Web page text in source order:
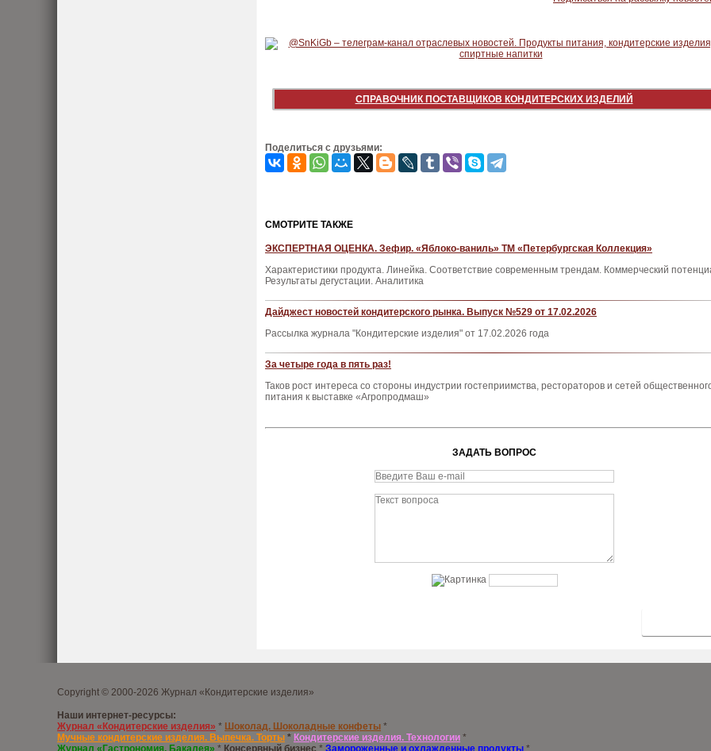
СПРАВОЧНИК ПОСТАВЩИКОВ КОНДИТЕРСКИХ ИЗДЕЛИЙ
Поделиться с друзьями:
CМОТРИТЕ ТАКЖЕ
ЭКСПЕРТНАЯ ОЦЕНКА. Зефир. «Яблоко-ваниль» ТМ «Петербургская Коллекция»
Характеристики продукта. Линейка. Соответствие современным трендам. Коммерческий
Результаты дегустации. Аналитика
Дайджест новостей кондитерского рынка. Выпуск №529 от 17.02.2026
Рассылка журнала "Кондитерские изделия" от 17.02.2026 года
За четыре года в пять раз!
Таков рост интереса со стороны индустрии гостеприимства, рестораторов и сетей
питания к выставке «Агропродмаш»
ЗАДАТЬ ВОПРОС
Copyright © 2000-2026 Журнал «Кондитерские изделия»
Наши интернет-ресурсы:
Журнал «Кондитерские изделия» * Шоколад. Шоколадные конфеты *
Мучные кондитерские изделия. Выпечка. Торты * Кондитерские изделия. Технологии *
Журнал «Гастрономия. Бакалея» * Консервный бизнес * Замороженные и охлажденные продукты *